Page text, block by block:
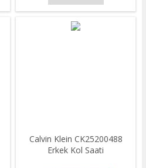
Calvin Klein CK25200488
Erkek Kol Saati